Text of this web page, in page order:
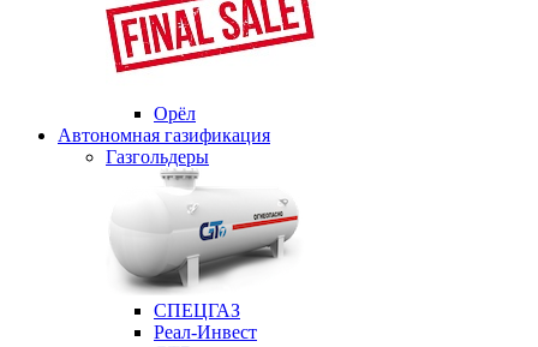
Орёл
Автономная газификация
Газгольдеры
СПЕЦГАЗ
Реал-Инвест